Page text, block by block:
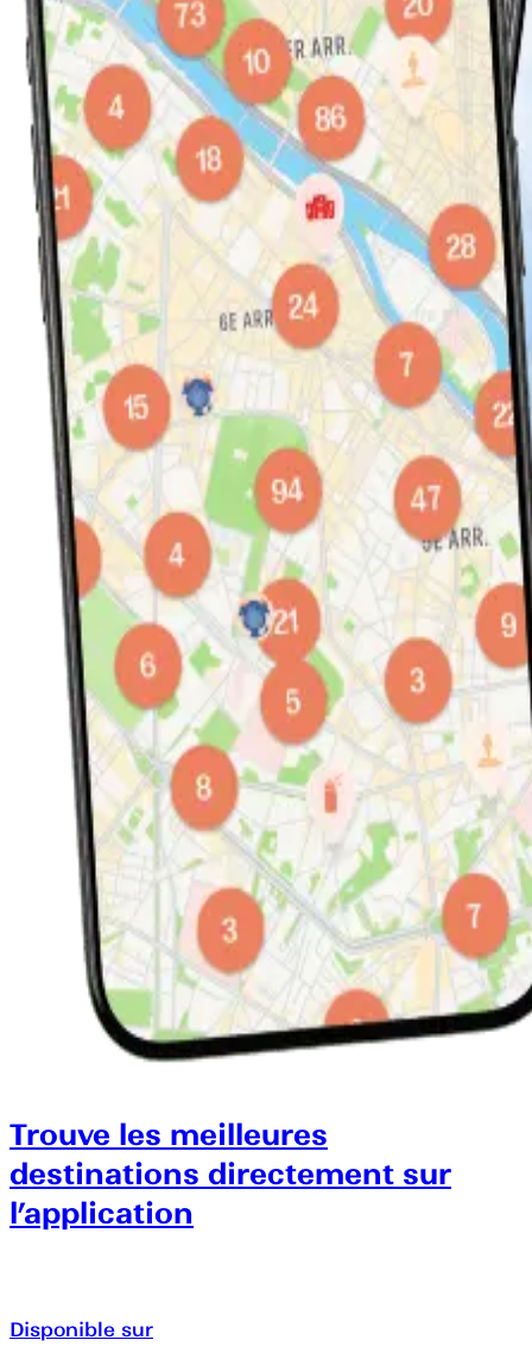
Trouve les meilleures
destinations directement sur
l’application
Disponible sur